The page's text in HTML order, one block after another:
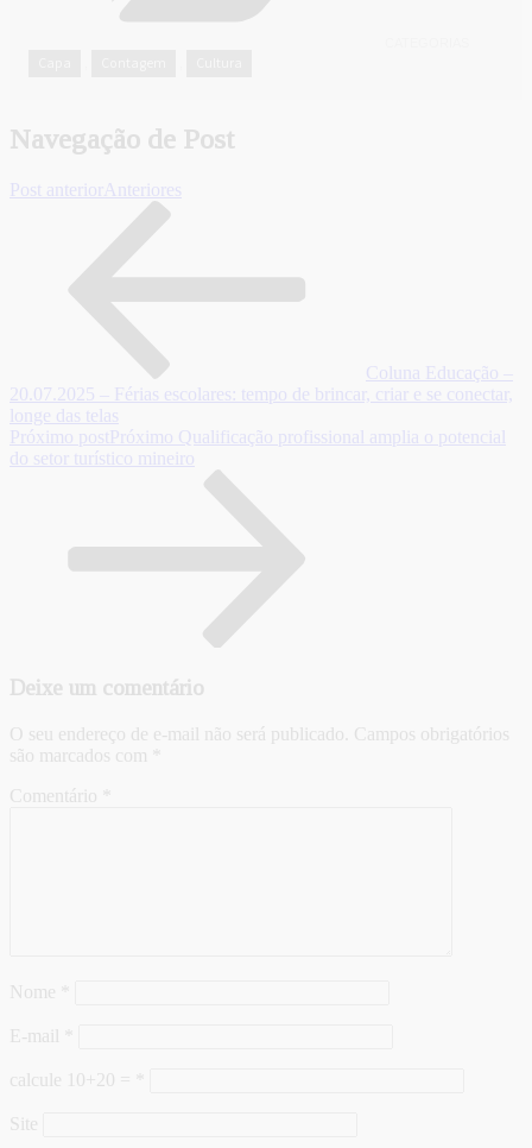
Navegação de Post
Post anterior Anteriores
Coluna Educação –
20.07.2025 – Férias escolares: tempo de brincar, criar e se conectar,
longe das telas
Próximo post Próximo Qualificação profissional amplia o potencial
do setor turístico mineiro
Deixe um comentário
O seu endereço de e-mail não será publicado. Campos obrigatórios
são marcados com
Comentário
Nome
E-mail
calcule 10+20 =
Site